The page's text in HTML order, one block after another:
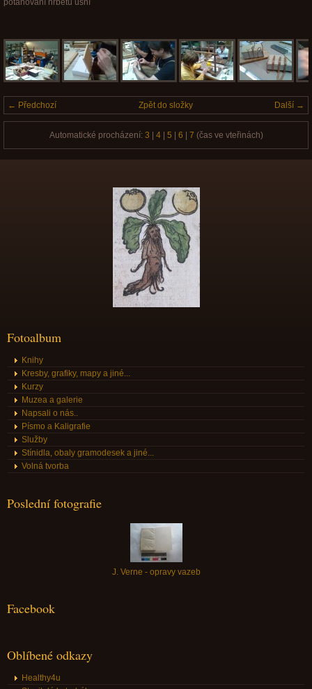
potahování hřbetu usní
← Předchozí Další →
Zpět do složky
Automatické procházení: 3 4| 5 6 7 (čas ve vteřinách)
Fotoalbum
Knihy
Kresby, grafiky, mapy a jiné...
Kurzy
Muzea a galerie
Napsali o nás..
Písmo a Kaligrafie
Služby
Stínidla, obaly gramodesek a jiné...
Volná tvorba
Poslední fotografie
J. Verne - opravy vazeb
Facebook
Oblíbené odkazy
Healthy4u